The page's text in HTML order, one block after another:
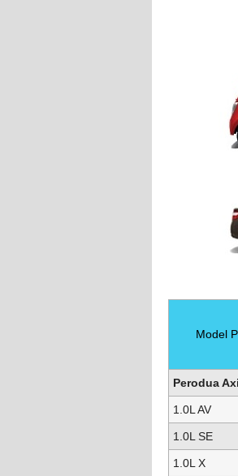
Model
Perodua
1.0L AV
1.0L SE
1.0L X